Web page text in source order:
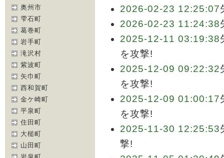
奥州市
雫石町
葛巻町
岩手町
滝沢村
紫波町
矢巾町
西和賀町
金ケ崎町
平泉町
住田町
大槌町
山田町
2026-02-23 12:25:07
2026-02-23 11:24:38
2025-12-11 03:19:38
を攻撃!
2025-12-09 09:22:32
を攻撃!
2025-12-09 01:00:17
を攻撃!
2025-11-30 12:25:53
撃!